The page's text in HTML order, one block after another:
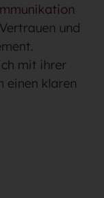
und
mit ihrer
einen klaren